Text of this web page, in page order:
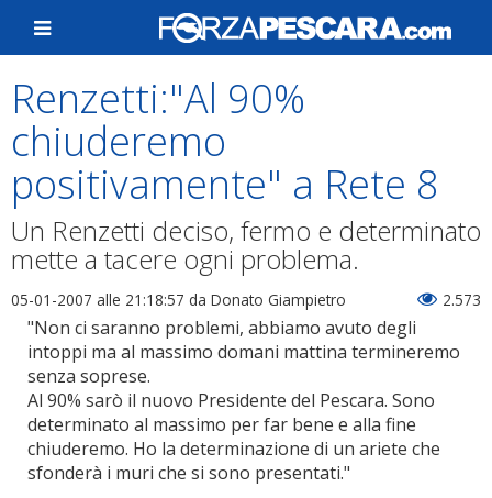
Renzetti:"Al 90%
chiuderemo
positivamente" a Rete 8
Un Renzetti deciso, fermo e determinato
mette a tacere ogni problema.
05-01-2007 alle 21:18:57 da Donato Giampietro 2.573
"Non ci saranno problemi, abbiamo avuto degli
intoppi ma al massimo domani mattina termineremo
senza soprese.
Al 90% sarò il nuovo Presidente del Pescara. Sono
determinato al massimo per far bene e alla fine
chiuderemo. Ho la determinazione di un ariete che
sfonderà i muri che si sono presentati."